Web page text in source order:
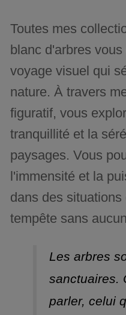
Toutes mes
blanc d'arbres
voyage visuel qui
nature. À travers
figuratif, vous
tranquillité et la
paysages. Vous
l'immensité et la
dans des
tempête sans
Les arbres
sanctuaires.
parler, celui